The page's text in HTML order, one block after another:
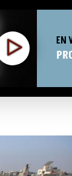
EN